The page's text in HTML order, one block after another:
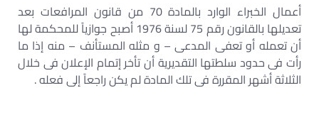
أعمال الخبراء الوارد بالمادة 70 من قانون المرافعات بعد
تعديلها بالقانون رقم 75 لسنة 1976 أصبح جوازياً للمحكمة لها
أن تعمله أو تعفى المدعى – و مثله المستأنف – منه إذا ما
رأت فى حدود سلطتها التقديرية أن تأخر إتمام الإعلان فى خلال
الثلاثة أشهر المقررة فى تلك المادة لم يكن راجعاً إلى فعله .